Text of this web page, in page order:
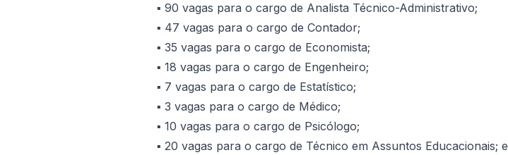
▪️ 90 vagas para o cargo de Analista Técnico-Administrativo;
▪️ 47 vagas para o cargo de Contador;
▪️ 35 vagas para o cargo de Economista;
▪️ 18 vagas para o cargo de Engenheiro;
▪️ 7 vagas para o cargo de Estatístico;
▪️ 3 vagas para o cargo de Médico;
▪️ 10 vagas para o cargo de Psicólogo;
▪️ 20 vagas para o cargo de Técnico em Assuntos Educacionais; e